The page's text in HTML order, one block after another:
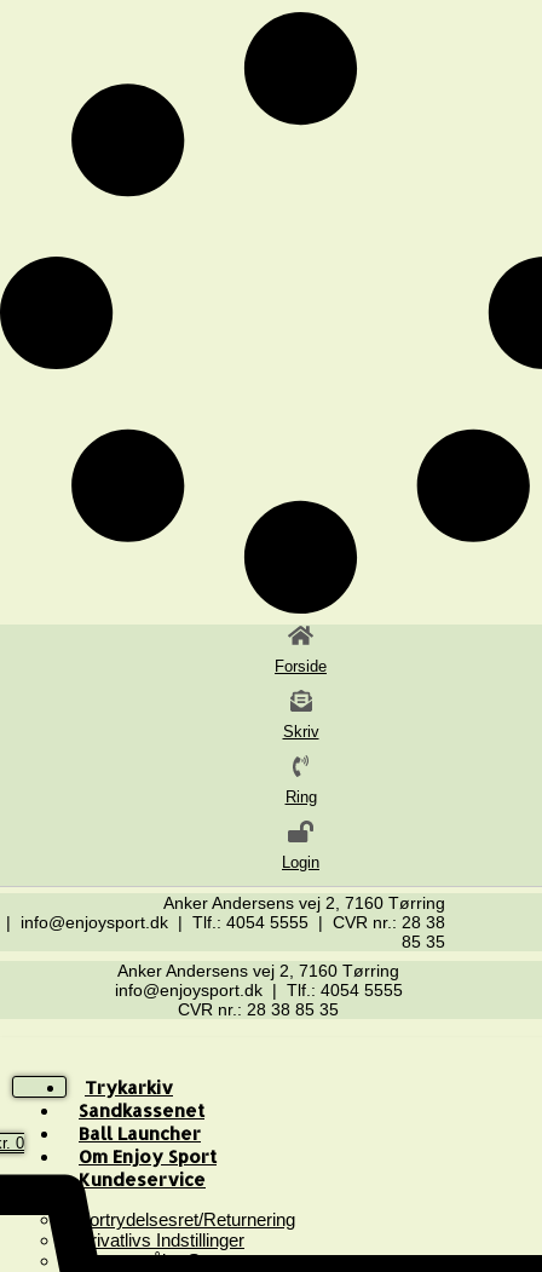
Forside
Skriv
Ring
Login
Anker Andersens vej 2, 7160 Tørring
| info@enjoysport.dk | Tlf.: 4054 5555 | CVR nr.: 28 38
85 35
Anker Andersens vej 2, 7160 Tørring
info@enjoysport.dk | Tlf.: 4054 5555
CVR nr.: 28 38 85 35
Trykarkiv
Sandkassenet
Ball Launcher
Om Enjoy Sport
Kundeservice
Fortrydelsesret/Returnering
Privatlivs Indstillinger
Spørgsmål & Svar
0